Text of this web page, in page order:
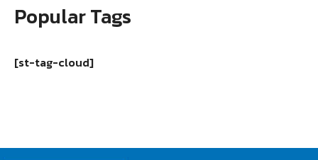
Popular Tags
[st-tag-cloud]